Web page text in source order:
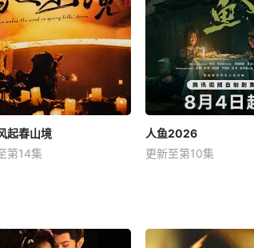
起春山境
第14集
人鱼2026
更新至第10集